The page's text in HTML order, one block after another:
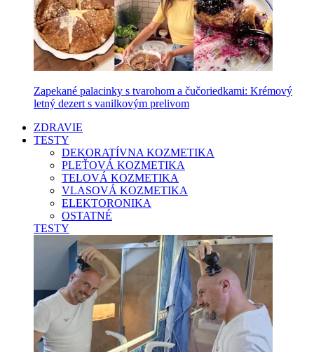
Zapekané palacinky s tvarohom a čučoriedkami: Krémový
letný dezert s vanilkovým prelivom
ZDRAVIE
TESTY
DEKORATÍVNA KOZMETIKA
PLEŤOVÁ KOZMETIKA
TELOVÁ KOZMETIKA
VLASOVÁ KOZMETIKA
ELEKTORONIKA
OSTATNÉ
TESTY